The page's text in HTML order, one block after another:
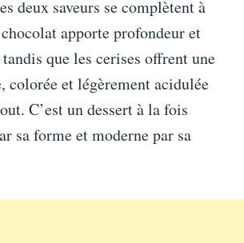
deux saveurs se complètent à
apporte profondeur et
que les cerises offrent une
colorée et légèrement acidulée
C’est un dessert à la fois
sa forme et moderne par sa